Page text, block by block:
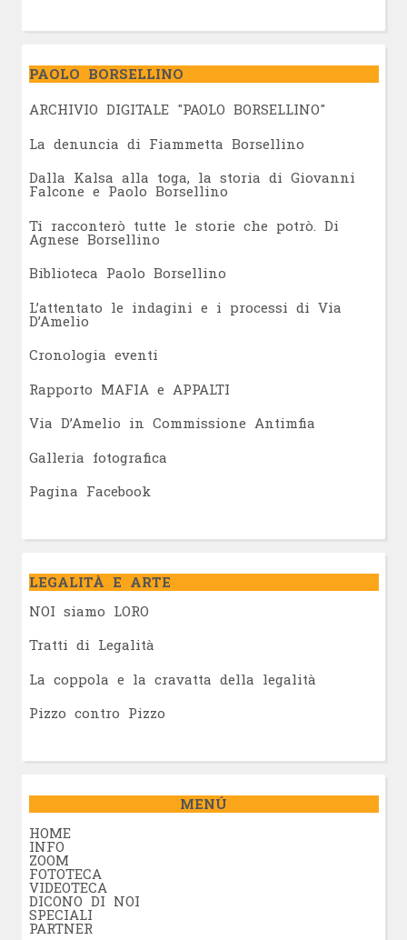
PAOLO BORSELLINO
ARCHIVIO DIGITALE "PAOLO BORSELLINO"
La denuncia di Fiammetta Borsellino
Dalla Kalsa alla toga, la storia di Giovanni
Falcone e Paolo Borsellino
Ti racconterò tutte le storie che potrò. Di
Agnese Borsellino
Biblioteca Paolo Borsellino
L’attentato le indagini e i processi di Via
D’Amelio
Cronologia eventi
Rapporto MAFIA e APPALTI
Via D’Amelio in Commissione Antimfia
Galleria fotografica
Pagina Facebook
LEGALITÀ E ARTE
NOI siamo LORO
Tratti di Legalità
La coppola e la cravatta della legalità
Pizzo contro Pizzo
MENÚ
HOME
INFO
ZOOM
FOTOTECA
VIDEOTECA
DICONO DI NOI
SPECIALI
PARTNER